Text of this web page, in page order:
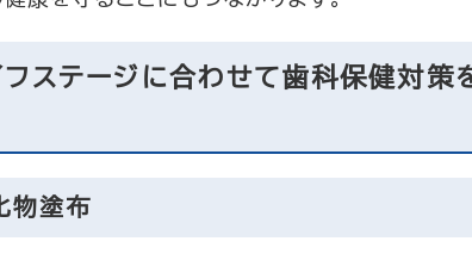
ステージに合わせて歯科保健対策
物塗布